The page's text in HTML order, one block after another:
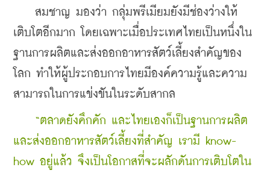
สมชาญ มองว่า กลุ่มพรีเมียมยังมีช่องว่างให้
เติบโตอีกมาก โดยเฉพาะเมื่อประเทศไทยเป็นหนึ่งใน
ฐานการผลิตและส่งออกอาหารสัตว์เลี้ยงสำคัญของ
โลก ทำให้ผู้ประกอบการไทยมีองค์ความรู้และความ
สามารถในการแข่งขันในระดับสากล
“ตลาดยังคึกคัก และไทยเองก็เป็นฐานการผลิต
และส่งออกอาหารสัตว์เลี้ยงที่สำคัญ เรามี know-
how อยู่แล้ว จึงเป็นโอกาสที่จะผลักดันการเติบโตใน